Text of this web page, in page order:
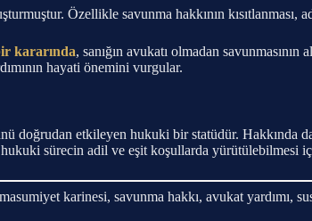
Özellikle savunma hakkının
kararında, sanığın avukatı olmadan savunmasının
hayati önemini vurgular.
doğrudan etkileyen hukuki bir statüdür. Hakkında
sürecin adil ve eşit koşullarda yürütülebilmesi
karinesi, savunma hakkı, avukat yardımı,